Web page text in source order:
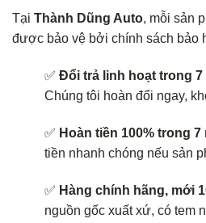
Tại Thành Dũng Auto, mỗi sản
được bảo vệ bởi chính sách bảo
✅ Đổi trả linh hoạt trong 7
Chúng tôi hoàn đổi ngay,
✅ Hoàn tiền 100% trong 7
tiền nhanh chóng nếu sản
✅ Hàng chính hãng, mới
nguồn gốc xuất xứ, có tem